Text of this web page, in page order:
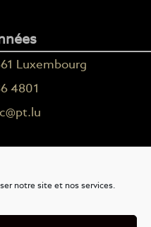
notre site et nos services.
Luxembourg
4801